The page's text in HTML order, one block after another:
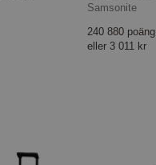
Samsonite
240 880 poäng
eller 3 011 kr